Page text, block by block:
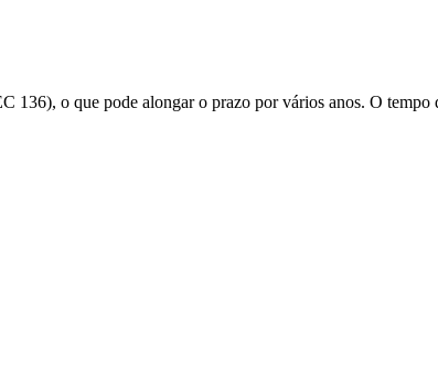
o que pode alongar o prazo por vários anos. O tempo